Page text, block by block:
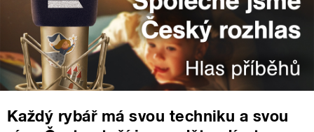
Každý rybář má svou techniku a svou